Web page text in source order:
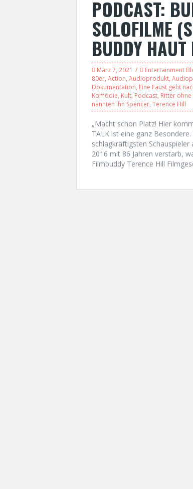
PODCAST:
SOLOFILME
BUDDY
März 7, 2021 Entertainment
80er, Action, Audioprodukt,
Dokumentation, Eine Faust geht
Komödie, Kult, Podcast, Ritter
nannten ihn Spencer, Terence Hill
„Macht schon Platz! Hier
TALK ist eine ganz
schlagkräftigsten
2016 mit 86 Jahren verstarb,
Filmbuddy Terence Hill